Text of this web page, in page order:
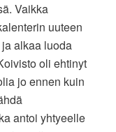
Vaikka
uuteen
alkaa luoda
oli ehtinyt
jo ennen kuin
antoi yhtyeelle